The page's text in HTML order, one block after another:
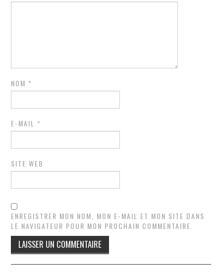
NOM *
E-MAIL *
SITE WEB
ENREGISTRER MON NOM, MON E-MAIL ET MON SITE DANS
LE NAVIGATEUR POUR MON PROCHAIN COMMENTAIRE.